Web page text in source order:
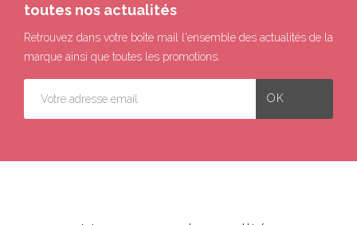
toutes nos actualités
Retrouvez dans votre boîte mail l'ensemble des actualités de la
marque ainsi que toutes les promotions.